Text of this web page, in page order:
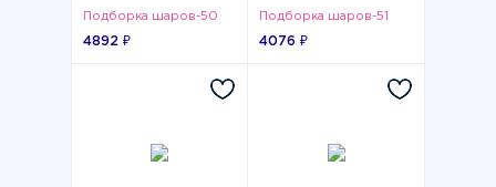
Подборка шаров-50
4892 ₽
Подборка шаров-51
4076 ₽